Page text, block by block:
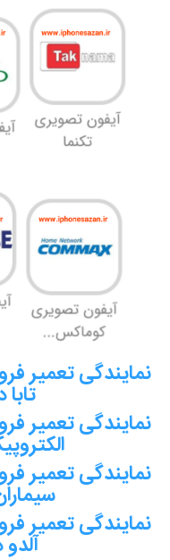
نمایندگی تعمیر
نمایندگی تعمیر
نمایندگی تعمیر
نمایندگی تعمیر